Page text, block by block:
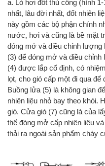
a. Lò hơi đốt thủ công (hình
nhất, lâu đời nhất, đốt nhiên
này gồm các bộ phận chính
nước, hơi và cũng là bề mặt
đóng mở và điều chỉnh
(3) để đóng mở và điều
(4) được lắp cố định, có
lọt, cho gió cấp một đi qua để
Buồng lửa (5) là không gian
nhiên liệu nhỏ bay theo khói.
gió. Cửa gió (7) cũng là của
thể đóng mở cấp nhiên liệu
thải ra ngoài sản phẩm cháy